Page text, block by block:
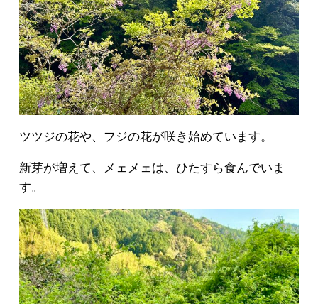
ツツジの花や、フジの花が咲き始めています。
新芽が増えて、メェメェは、ひたすら食んでいま
す。